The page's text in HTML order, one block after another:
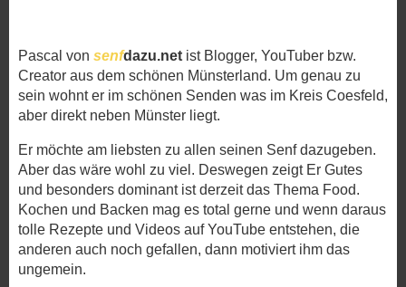
Pascal von senfdazu.net ist Blogger, YouTuber bzw.
Creator aus dem schönen Münsterland. Um genau zu
sein wohnt er im schönen Senden was im Kreis Coesfeld,
aber direkt neben Münster liegt.
Er möchte am liebsten zu allen seinen Senf dazugeben.
Aber das wäre wohl zu viel. Deswegen zeigt Er Gutes
und besonders dominant ist derzeit das Thema Food.
Kochen und Backen mag es total gerne und wenn daraus
tolle Rezepte und Videos auf YouTube entstehen, die
anderen auch noch gefallen, dann motiviert ihm das
ungemein.